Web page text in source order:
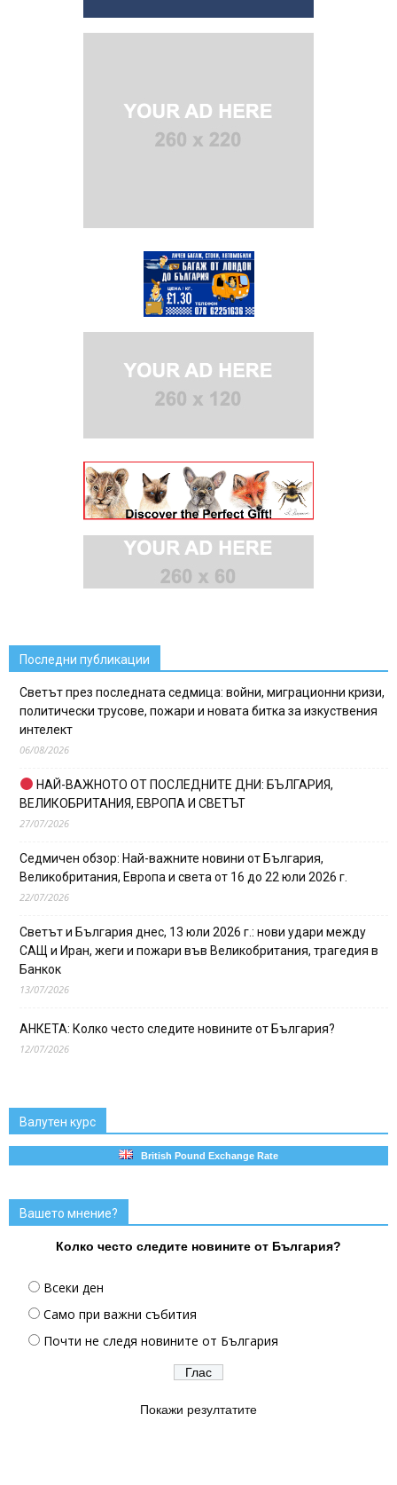
Последни публикации
Светът през последната седмица: войни, миграционни кризи,
политически трусове, пожари и новата битка за изкуствения
интелект
06/08/2026
НАЙ-ВАЖНОТО ОТ ПОСЛЕДНИТЕ ДНИ: БЪЛГАРИЯ,
ВЕЛИКОБРИТАНИЯ, ЕВРОПА И СВЕТЪТ
27/07/2026
Седмичен обзор: Най-важните новини от България,
Великобритания, Европа и света от 16 до 22 юли 2026 г.
22/07/2026
Светът и България днес, 13 юли 2026 г.: нови удари между
САЩ и Иран, жеги и пожари във Великобритания, трагедия в
Банкок
13/07/2026
АНКЕТА: Колко често следите новините от България?
12/07/2026
Валутен курс
British Pound Exchange Rate
Вашето мнение?
Колко често следите новините от България?
Всеки ден
Само при важни събития
Почти не следя новините от България
Покажи резултатите